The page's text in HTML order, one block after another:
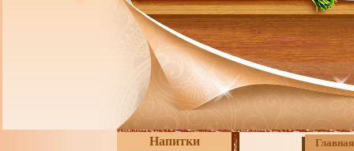
Напитки Главная